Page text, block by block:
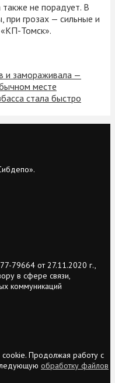
не порадует. В
грозах — сильные и
Томск».
и замораживала —
месте
стала быстро
79664 от 27.11.2020 г.,
в сфере связи,
коммуникаций
cookie. Продолжая работу с
обработку файлов